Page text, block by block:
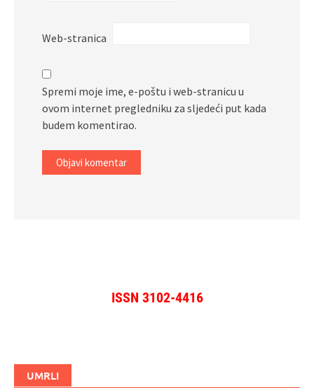
Web-stranica
Spremi moje ime, e-poštu i web-stranicu u
ovom internet pregledniku za sljedeći put kada
budem komentirao.
ISSN 3102-4416
UMRLI